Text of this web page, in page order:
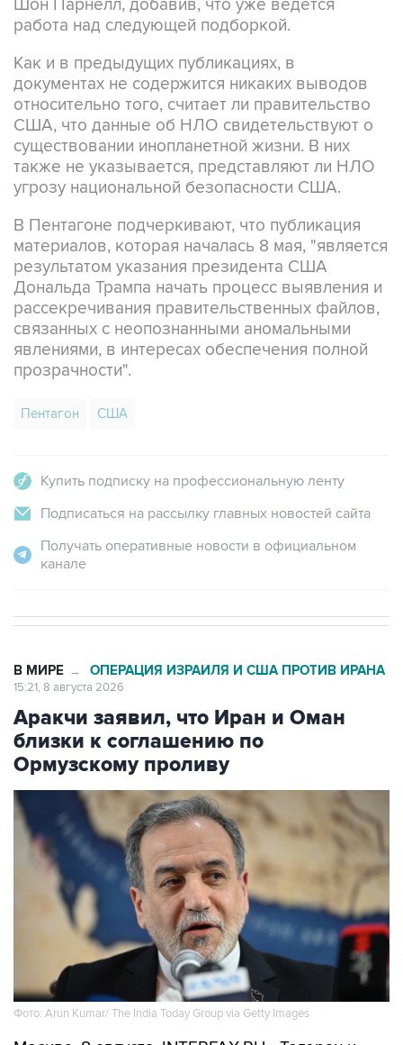
Как и в предыдущих публикациях, в
относительно того, считает ли правительство
США, что данные об НЛО свидетельствуют о
существовании инопланетной жизни. В них
также не указывается, представляют ли НЛО
угрозу национальной безопасности США.
В Пентагоне подчеркивают, что публикация
результатом указания президента США
Дональда Трампа начать процесс выявления и
рассекречивания правительственных файлов,
связанных с неопознанными аномальными
явлениями, в интересах обеспечения полной
прозрачности".
Пентагон США
Подписаться на рассылку главных новостей сайта
Получать оперативные новости в официальном
Аракчи заявил, что Иран и Оман
близки к соглашению по
Ормузскому проливу
Фото: Arun Kumar/ The India Today Group via Getty Images
Москва. 8 августа. INTERFAX.RU - Тегеран и